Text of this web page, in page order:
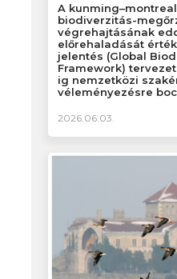
A
biodiverzitás-
végrehajtásának
előrehaladását
jelentés (Global
Framework)
ig nemzetközi
véleményezésre
2026.06.03.